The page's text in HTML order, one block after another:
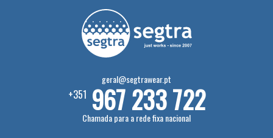
geral@segtrawear.pt
+351 967 233 722
Chamada para a rede fixa nacional